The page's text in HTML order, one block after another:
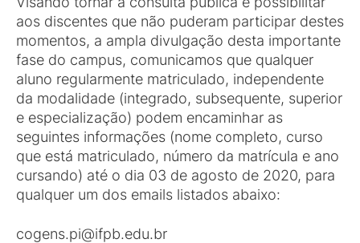
aos discentes que não puderam participar destes
momentos, a ampla divulgação desta importante
fase do campus, comunicamos que qualquer
aluno regularmente matriculado, independente
da modalidade (integrado, subsequente, superior
e especialização) podem encaminhar as
seguintes informações (nome completo, curso
que está matriculado, número da matrícula e ano
cursando) até o dia 03 de agosto de 2020, para
qualquer um dos emails listados abaixo:
cogens.pi@ifpb.edu.br